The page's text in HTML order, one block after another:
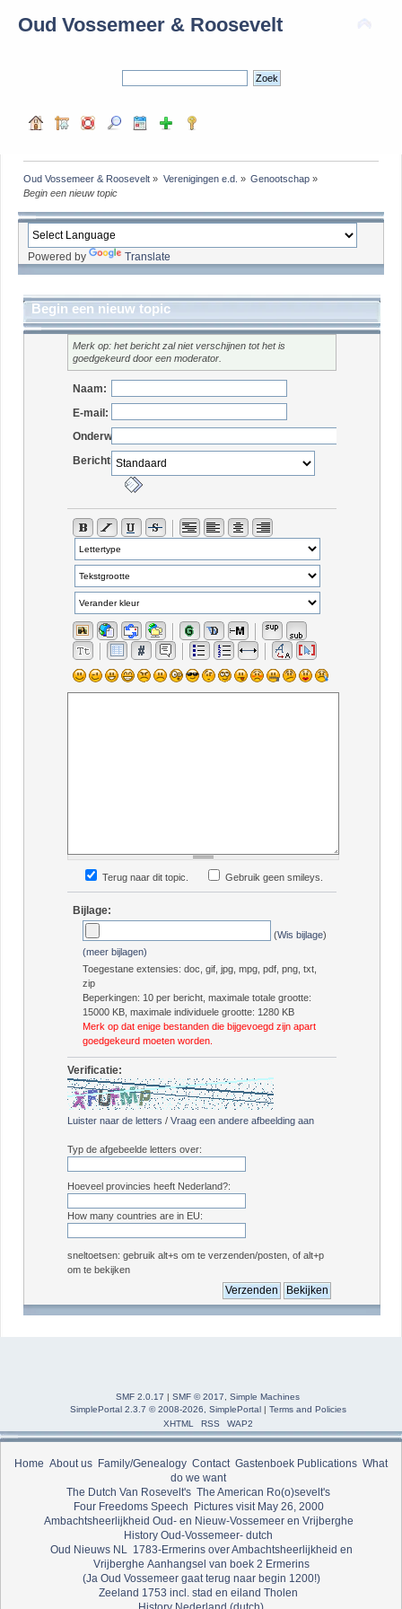
Oud Vossemeer & Roosevelt
Oud Vossemeer & Roosevelt » Verenigingen e.d. » Genootschap»
Begin een nieuw topic
Powered by Translate
Begin een nieuw topic
Merk op: het bericht zal niet verschijnen tot het is
goedgekeurd door een moderator.
Naam:
E-mail:
Onderwerp:
Berichticoon:
Terug naar dit topic. Gebruik geen smileys.
Bijlage:
(Wis bijlage)
(meer bijlagen)
Toegestane extensies: doc, gif, jpg, mpg, pdf, png, txt,
zip
Beperkingen: 10 per bericht, maximale totale grootte:
15000 KB, maximale individuele grootte: 1280 KB
Merk op dat enige bestanden die bijgevoegd zijn apart
goedgekeurd moeten worden.
Verificatie:
Luister naar de letters / Vraag een andere afbeelding aan
Typ de afgebeelde letters over:
Hoeveel provincies heeft Nederland?:
How many countries are in EU:
sneltoetsen: gebruik alt+s om te verzenden/posten, of alt+p
om te bekijken
SMF 2.0.17 | SMF © 2017
Simple Machines
SimplePortal 2.3.7 © 2008-2026, SimplePortal| Terms and Policies
XHTML
RSS WAP2
Home About us Family/Genealogy Contact Gastenboek Publications What
do we want
The Dutch Van Rosevelt's The American Ro(o)sevelt's
Four Freedoms Speech Pictures visit May 26, 2000
Ambachtsheerlijkheid Oud- en Nieuw-Vossemeer en Vrijberghe
History Oud-Vossemeer- dutch
Oud Nieuws NL
1783-Ermerins over Ambachtsheerlijkheid en
Vrijberghe Aanhangsel van boek 2 Ermerins
(Ja Oud Vossemeer gaat terug naar begin 1200!)
Zeeland 1753 incl. stad en eiland Tholen